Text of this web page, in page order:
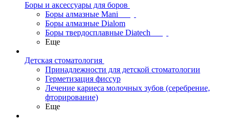
Боры и аксессуары для боров
Боры алмазные Mani
Боры алмазные Dialom
Боры твердосплавные Diatech
Еще
Детская стоматология
Принадлежности для детской стоматологии
Герметизация фиссур
Лечение кариеса молочных зубов (серебрение,
фторирование)
Еще